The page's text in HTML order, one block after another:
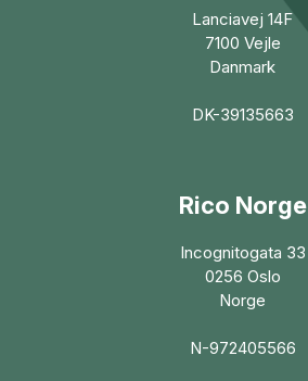
Lanciavej 14F
7100 Vejle
Danmark
DK-39135663
Rico Norge
Incognitogata 33
0256 Oslo
Norge
N-972405566